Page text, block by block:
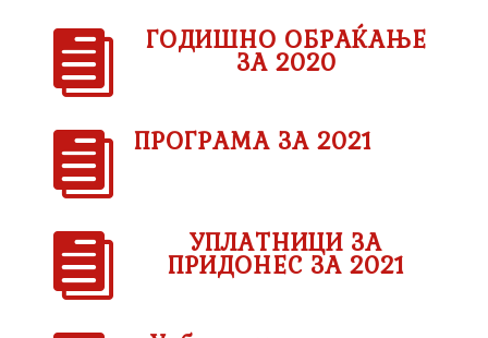
 ГОДИШНО ОБРАЌАЊЕ
ЗА 2020
 ПРОГРАМА ЗА 2021
 УПЛАТНИЦИ ЗА
ПРИДОНЕС ЗА 2021